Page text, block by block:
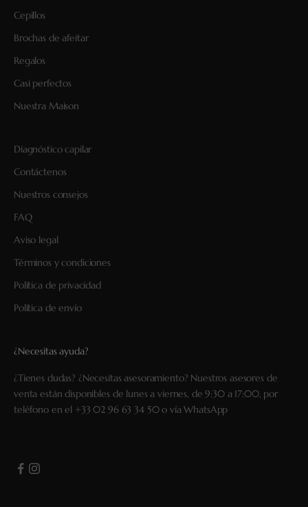
Cepillos
Brochas de afeitar
Regalos
Casi perfectos
Nuestra Maison
Diagnóstico capilar
Contáctenos
Nuestros consejos
FAQ
Aviso legal
Términos y condiciones
Política de privacidad
Política de envío
¿Necesitas ayuda?
¿Tienes dudas? ¿Necesitas asesoramiento? Nuestros asesores de
venta están disponibles de lunes a viernes, de 9:30 a 17:00, por
teléfono en el +33 02 96 63 34 50o víaWhatsApp